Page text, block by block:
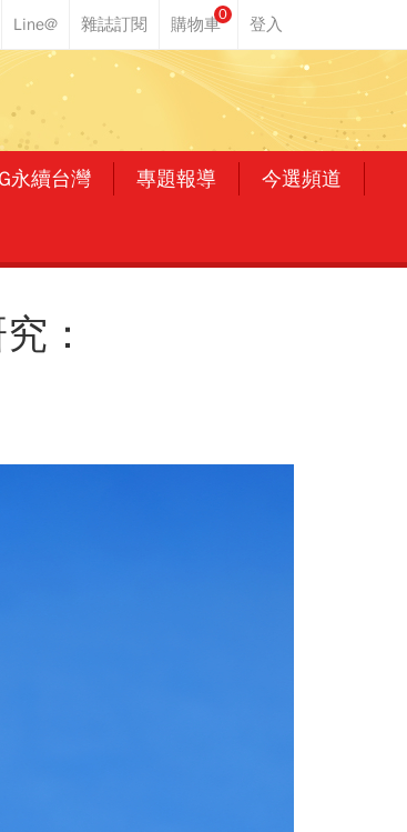
0
永續台灣 專題報導 今選頻道
：